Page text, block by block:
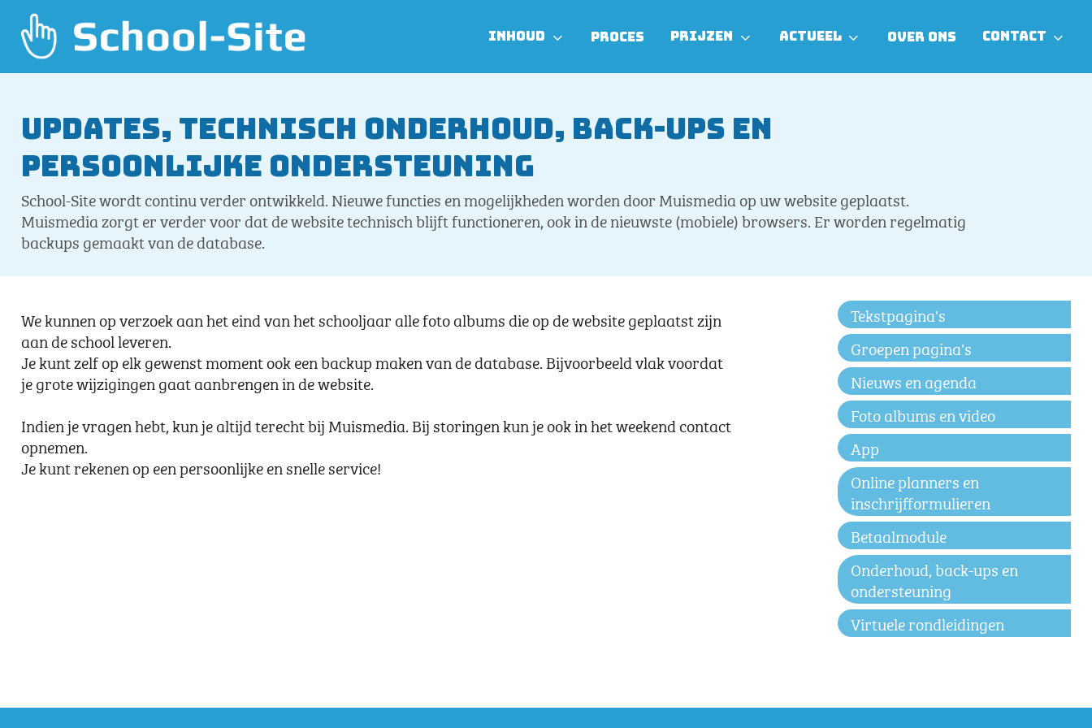
INHOUD PROCES PRIJZEN ACTUEEL OVER ONS CONTACT
Updates, technisch onderhoud, back-ups en
persoonlijke ondersteuning
School-Site wordt continu verder ontwikkeld. Nieuwe functies en mogelijkheden worden door Muismedia op uw website geplaatst.
Muismedia zorgt er verder voor dat de website technisch blijft functioneren, ook in de nieuwste (mobiele) browsers. Er worden regelmatig
backups gemaakt van de database.
We kunnen op verzoek aan het eind van het schooljaar alle foto albums die op de website geplaatst zijn
aan de school leveren.
Je kunt zelf op elk gewenst moment ook een backup maken van de database. Bijvoorbeeld vlak voordat
je grote wijzigingen gaat aanbrengen in de website.
Indien je vragen hebt, kun je altijd terecht bij Muismedia. Bij storingen kun je ook in het weekend contact
opnemen.
Je kunt rekenen op een persoonlijke en snelle service!
Tekstpagina's
Groepen pagina's
Nieuws en agenda
Foto albums en video
App
Online planners en
inschrijfformulieren
Betaalmodule
Onderhoud, back-ups en
ondersteuning
Virtuele rondleidingen